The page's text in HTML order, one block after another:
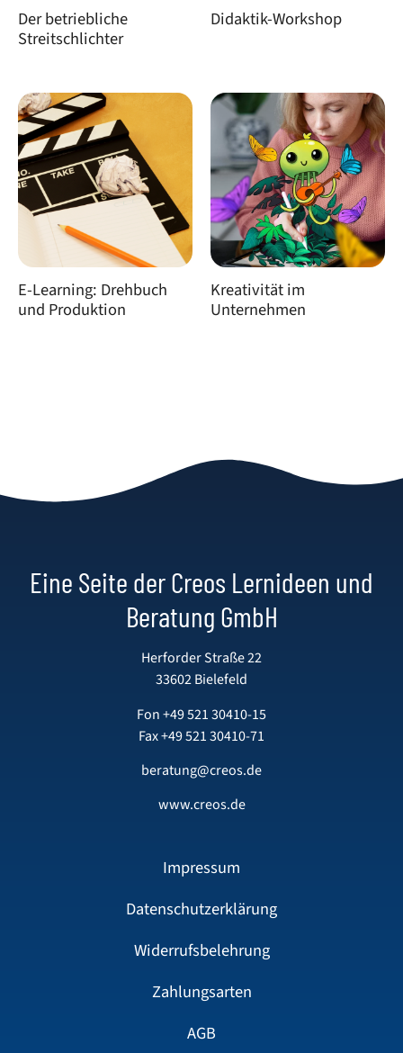
Der betriebliche
Streitschlichter
Didaktik-Workshop
E-Learning: Drehbuch
und Produktion
Kreativität im
Unternehmen
Eine Seite der Creos Lernideen und
Beratung GmbH
Herforder Straße 22
33602 Bielefeld
Fon+49 521 30410-15
Fax +49 521 30410-71
beratung@creos.de
www.creos.de
Impressum
Datenschutzerklärung
Widerrufsbelehrung
Zahlungsarten
AGB